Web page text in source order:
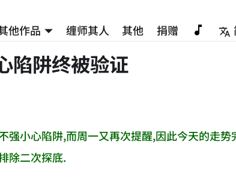
他作品 缠师其人 其他 捐赠
陷阱终被验证
强小心陷阱,而周一又再次提醒,因此今天的走
除二次探底.